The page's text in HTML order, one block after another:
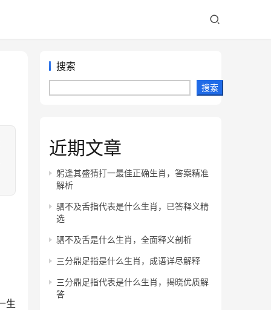
生
搜索
搜索
近期文章
躬逢其盛猜打一最佳正确生肖，答案精准
解析
驷不及舌指代表是什么生肖，已答释义精
选
驷不及舌是什么生肖，全面释义剖析
三分鼎足指是什么生肖，成语详尽解释
三分鼎足指代表是什么生肖，揭晓优质解
答